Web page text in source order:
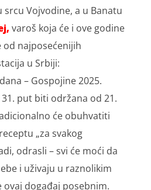
srcu Vojvodine, a u Banatu
, varoš koja će i ove godine
od najposećenijih
u Srbiji:
– Gospojine 2025.
put biti održana od 21.
će obuhvatiti
„za svakog
odrasli – svi će moći da
i uživaju u raznolikim
ovaj događaj posebnim.